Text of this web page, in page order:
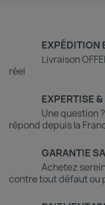
EXPÉDITION
Livraison
réel
EXPERTISE
Une question
répond depuis la
GARANTIE
Achetez
contre tout défaut ou